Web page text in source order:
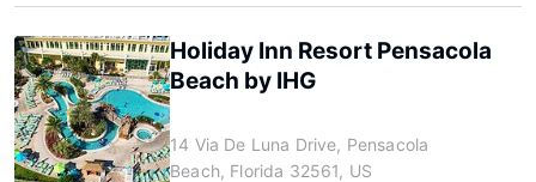
Holiday Inn Resort Pensacola
Beach by IHG
14 Via De Luna Drive, Pensacola
Beach, Florida 32561, US